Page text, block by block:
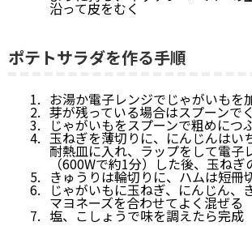
沿って皮をむく
ポテトサラダを作る手順
お湯か電子レンジでじゃがいもを
芽が残っている場合はスプーンで
じゃがいもをスプーンで粗めにつ
玉ねぎを薄切りに、にんじんはい
耐熱皿に入れ、ラップをして電子
（600Wで約1分）した後、玉ねぎ
きゅうりは輪切りに、ハムは短冊
じゃがいもに玉ねぎ、にんじん、
マヨネーズを合わせてよく混ぜる
塩、こしょうで味を調えたら完成